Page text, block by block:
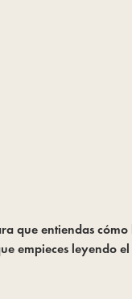
que entiendas cómo
empieces leyendo